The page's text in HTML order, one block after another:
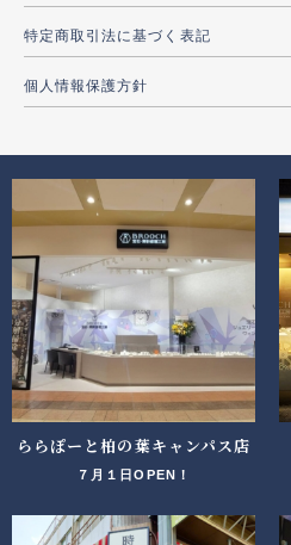
特定商取引法に基づく表記
個人情報保護方針
ららぽーと柏の葉キャンパス店
７月１日OPEN！